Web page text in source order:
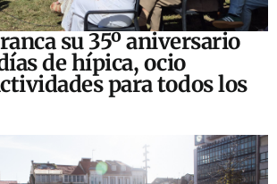
su 35º aniversario
de hípica, ocio
para todos los